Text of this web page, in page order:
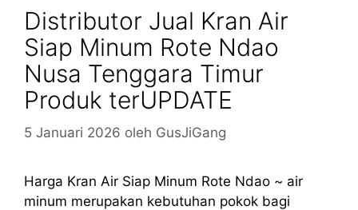
Distributor Jual Kran Air
Siap Minum Rote Ndao
Nusa Tenggara Timur
Produk terUPDATE
5 Januari 2026 oleh GusJiGang
Harga Kran Air Siap Minum Rote Ndao ~ air
minum merupakan kebutuhan pokok bagi